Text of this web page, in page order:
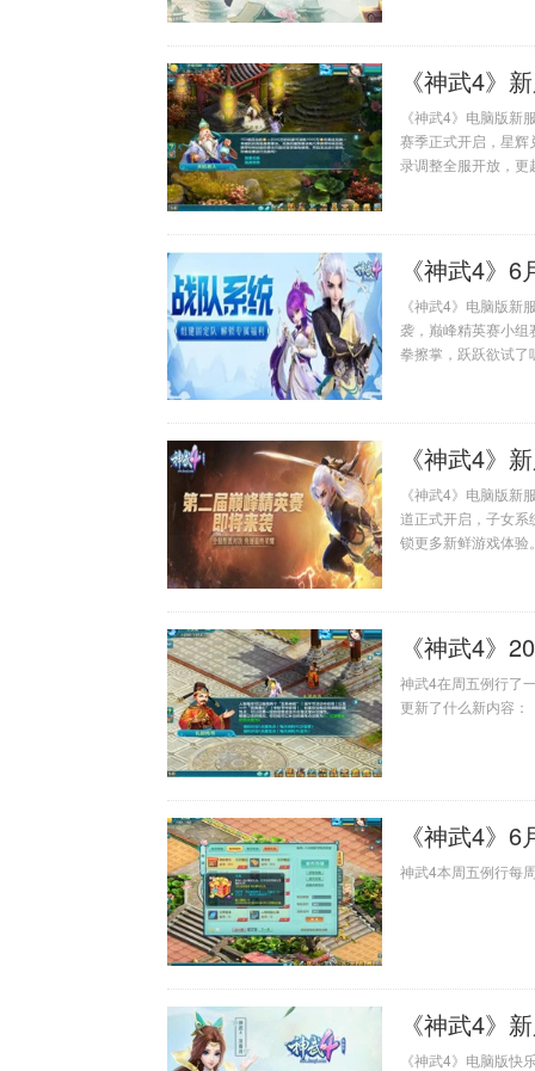
《神武4》
《神武4》电脑版新
赛季正式开启，星
录调整全服开放，
《神武4》
《神武4》电脑版新
袭，巅峰精英赛小
拳擦掌，跃跃欲试了
《神武4》
《神武4》电脑版新
道正式开启，子女
锁更多新鲜游戏体验
《神武4》
神武4在周五例行了
更新了什么新内容：
《神武4》
神武4本周五例行每
《神武4》
《神武4》电脑版